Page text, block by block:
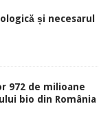
și necesarul
972 de milioane
bio din România